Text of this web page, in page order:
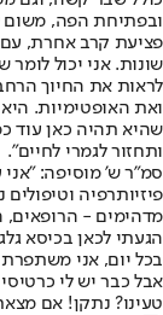
ובפתיחת הפה, משום
פציעת קרב אחרת, עם
שונות. אני יכול
לראות את החיוך
ואת האופטימיות.
שהיא תהיה כאן עוד
ותחזור לגמרי לחיים".
סמ"ר ש' מוסיפה: "אני
פיזיותרפיה
מדהימים - הרופאים,
הגעתי לכאן בכיסא
בכל יום, אני
אבל כבר יש לי
טעינו? נתקן! אם